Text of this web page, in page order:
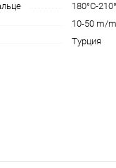
180°C-
10-50 m/
Турция